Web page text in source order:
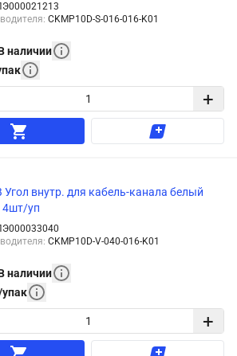
: CKMP10D-S-016-016-K01
наличии
+
Угол внутр. для кабель-канала белый
уп
: CKMP10D-V-040-016-K01
наличии
упак
+